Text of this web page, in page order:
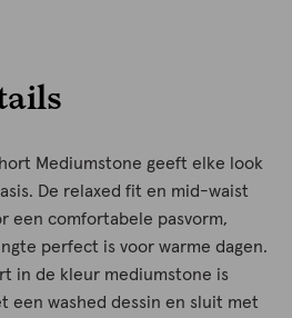
Mediumstone geeft elke look
De relaxed fit en mid-waist
een comfortabele pasvorm,
perfect is voor warme dagen.
in de kleur mediumstone is
een washed dessin en sluit met